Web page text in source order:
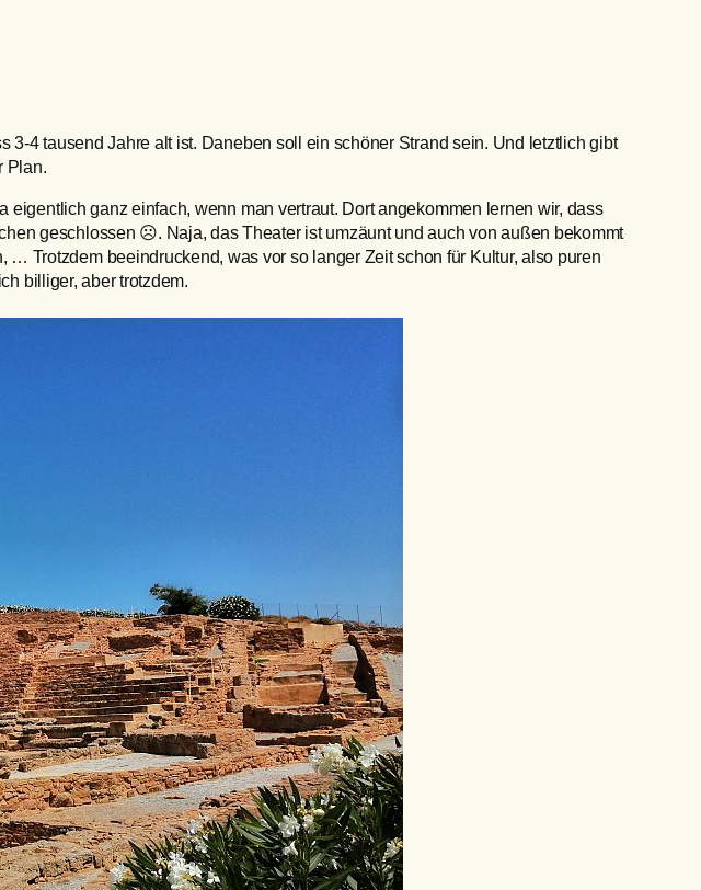
4 tausend Jahre alt ist. Daneben soll ein schöner Strand sein. Und letztlich gibt
Plan.
ganz einfach, wenn man vertraut. Dort angekommen lernen wir, dass
geschlossen ☹. Naja, das Theater ist umzäunt und auch von außen bekommt
Trotzdem beeindruckend, was vor so langer Zeit schon für Kultur, also puren
billiger, aber trotzdem.